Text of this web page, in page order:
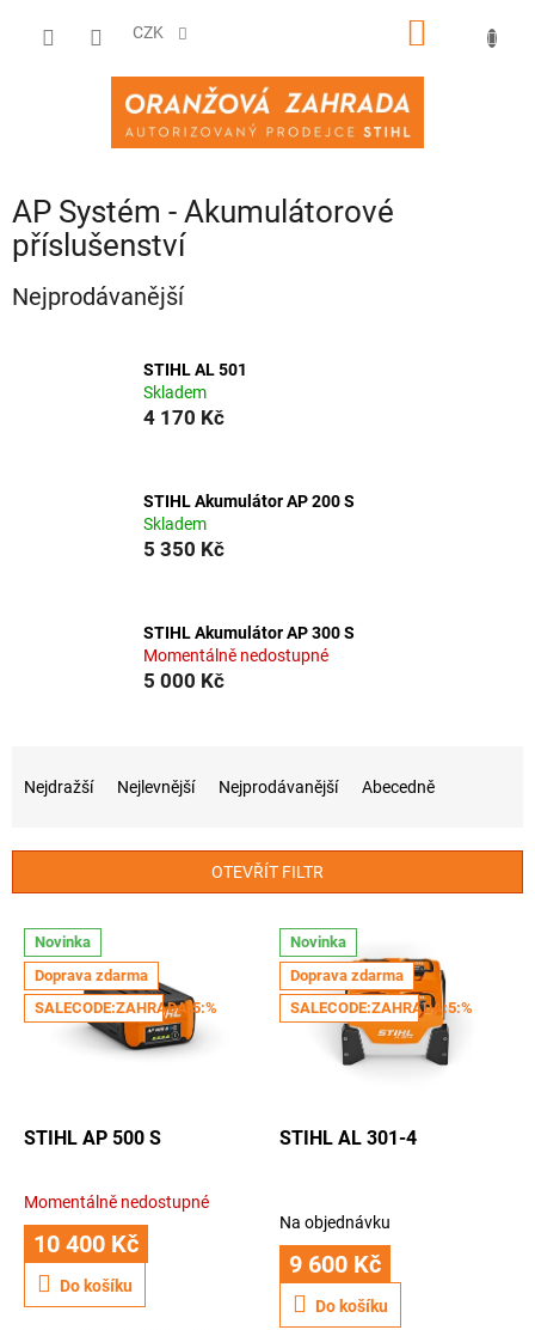
CZK
NÁKUPNÍ
AP Systém - Akumulátorové
příslušenství
Nejprodávanější
STIHL AL 501
Skladem
4 170 Kč
STIHL Akumulátor AP 200 S
Skladem
5 350 Kč
STIHL Akumulátor AP 300 S
Momentálně nedostupné
5 000 Kč
í
Nejdražší Nejlevnější Nejprodávanější Abecedně
OTEVŘÍT FILTR
V Novinka
Doprava zdarma
SALECODE:ZAHRADA:5:%
STIHL AP 500 S
Průměrné
hodnocení
produktu
3,9
Momentálně nedostupné
10 400 Kč
Do košíku
Novinka
Doprava zdarma
SALECODE:ZAHRADA:5:%
STIHL AL 301-4
Na objednávku
9 600 Kč
Do košíku